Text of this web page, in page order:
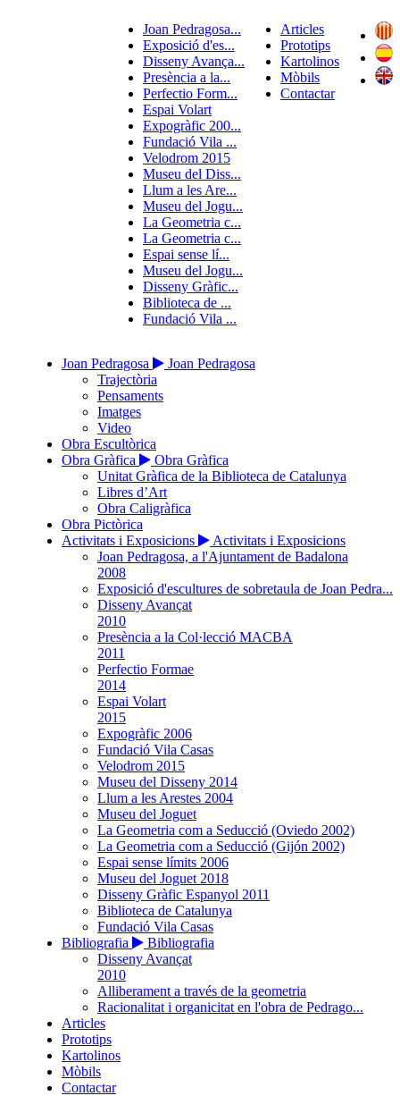
Articles
Prototips
Kartolinos
Mòbils
Contactar
Joan Pedragosa...
Exposició d'es...
Disseny Avança...
Presència a la...
Perfectio Form...
Espai Volart
Expogràfic 200...
Fundació Vila ...
Velodrom 2015
Museu del Diss...
Llum a les Are...
Museu del Jogu...
La Geometria c...
La Geometria c...
Espai sense lí...
Museu del Jogu...
Disseny Gràfic...
Biblioteca de ...
Fundació Vila ...
Joan Pedragosa
Joan Pedragosa
Trajectòria
Pensaments
Imatges
Video
Obra Escultòrica
Obra Gràfica
Obra Gràfica
Unitat Gràfica de la Biblioteca de Catalunya
Libres d’Art
Obra Caligràfica
Obra Pictòrica
Activitats i Exposicions
Activitats i Exposicions
Joan Pedragosa, a l'Ajuntament de Badalona
2008
Exposició d'escultures de sobretaula de Joan Pedra...
Disseny Avançat
2010
Presència a la Col·lecció MACBA
2011
Perfectio Formae
2014
Espai Volart
2015
Expogràfic 2006
Fundació Vila Casas
Velodrom 2015
Museu del Disseny 2014
Llum a les Arestes 2004
Museu del Joguet
La Geometria com a Seducció (Oviedo 2002)
La Geometria com a Seducció (Gijón 2002)
Espai sense límits 2006
Museu del Joguet 2018
Disseny Gràfic Espanyol 2011
Biblioteca de Catalunya
Fundació Vila Casas
Bibliografia
Bibliografia
Disseny Avançat
2010
Alliberament a través de la geometria
Racionalitat i organicitat en l'obra de Pedrago...
Articles
Prototips
Kartolinos
Mòbils
Contactar